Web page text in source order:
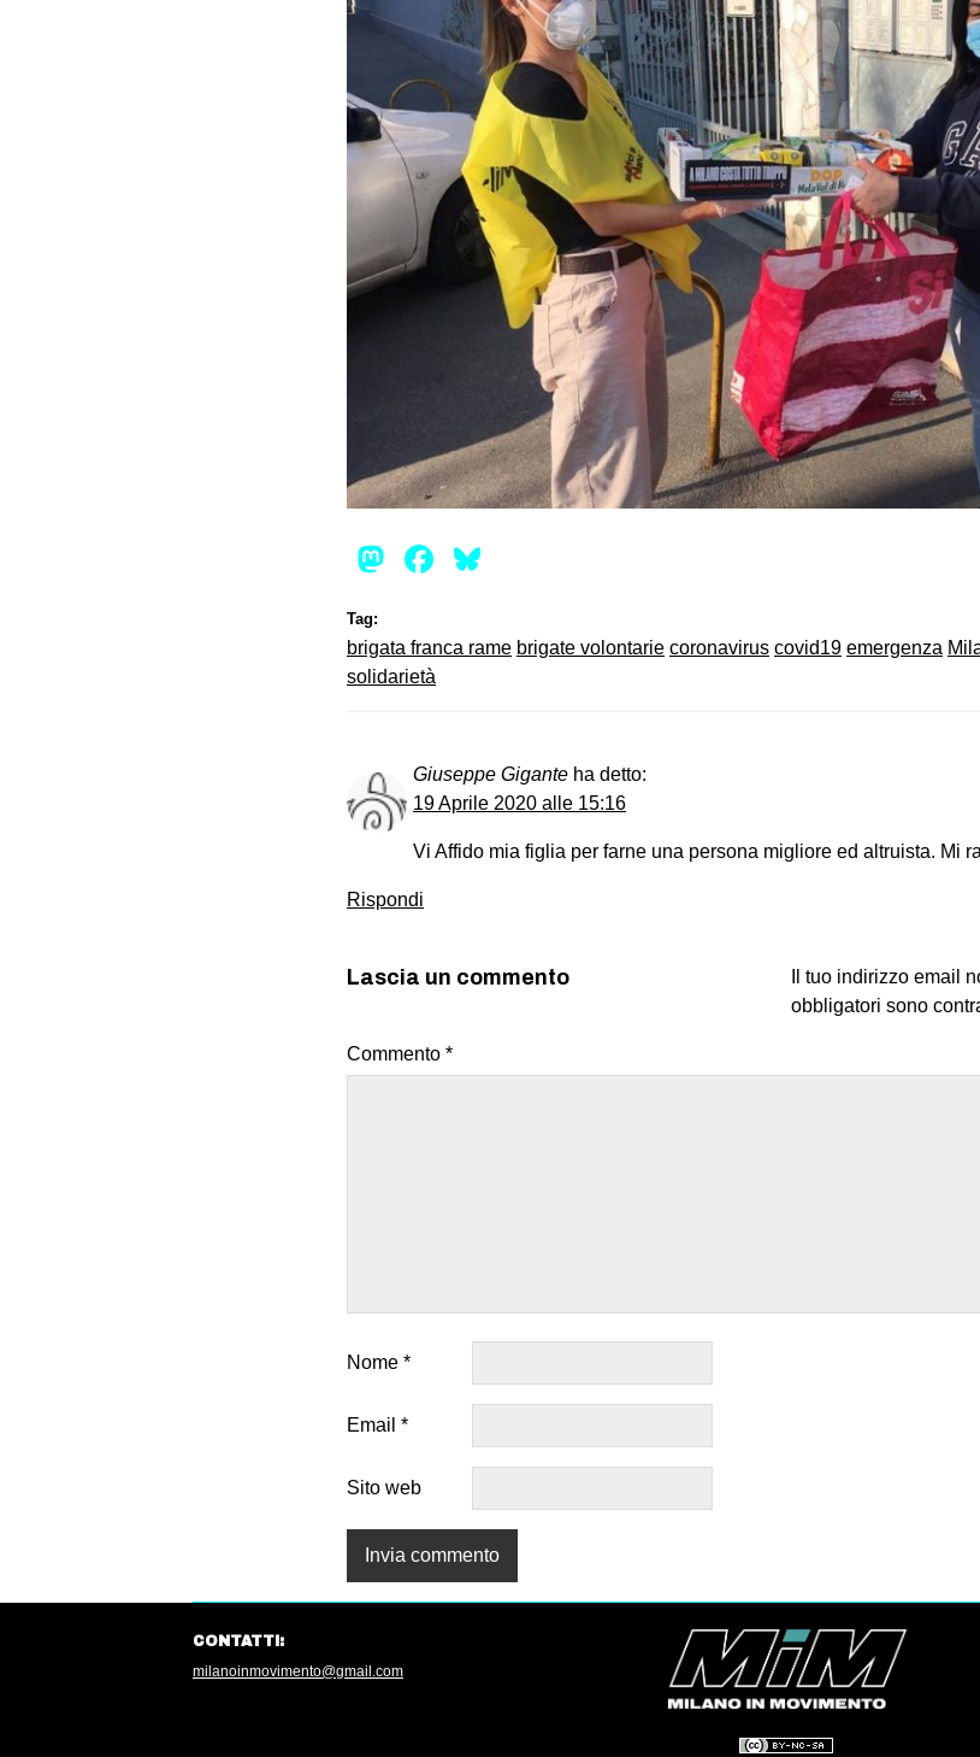
Mastodon
Facebook
Tag:
brigata franca rame brigate volontarie coronavirus covid19 emergenza
solidarietà
Giuseppe Gigante ha detto:
19 Aprile 2020 alle 15:16
Vi Affido mia figlia per farne una persona migliore ed altruista. Mi
Rispondi
Lascia un commento Il tuo indirizzo email
obbligatori sono
Commento *
Nome *
Email *
Sito web
CONTATTI:
milanoinmovimento@gmail.com